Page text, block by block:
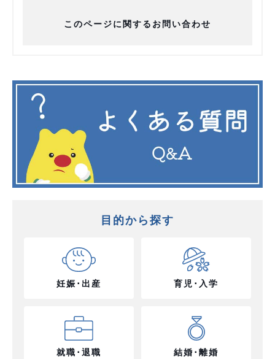
このページに関するお問い合わせ
目的から探す
妊娠･出産 育児･入学
就職･退職 結婚･離婚